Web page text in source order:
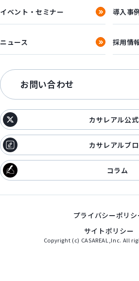
イベント・セミナー 導入事
ニュース 採用情
お問い合わせ
カサレアル公式
カサレアルブ
コラム
プライバシーポリシ
サイトポリシー
Copyright (c) CASAREAL,Inc. All